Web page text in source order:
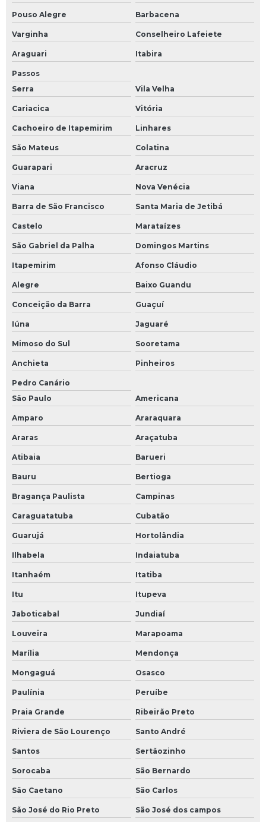
Pouso Alegre Barbacena
Varginha Conselheiro Lafeiete
Araguari Itabira
Passos
Serra
Vila Velha
Cariacica Vitória
Cachoeiro de Itapemirim Linhares
São Mateus Colatina
Guarapari Aracruz
Viana Nova Venécia
Barra de São Francisco Santa Maria de Jetibá
Castelo Marataízes
São Gabriel da Palha Domingos Martins
Itapemirim Afonso Cláudio
Alegre Baixo Guandu
Conceição da Barra Guaçuí
Iúna Jaguaré
Mimoso do Sul Sooretama
Anchieta Pinheiros
Pedro Canário
São Paulo
Americana
Amparo Araraquara
Araras Araçatuba
Atibaia Barueri
Bauru Bertioga
Bragança Paulista Campinas
Caraguatatuba Cubatão
Guarujá Hortolândia
Ilhabela Indaiatuba
Itanhaém Itatiba
Itu Itupeva
Jaboticabal Jundiaí
Louveira Marapoama
Marília Mendonça
Mongaguá Osasco
Paulínia Peruíbe
Praia Grande Ribeirão Preto
Riviera de São Lourenço Santo André
Santos Sertãozinho
Sorocaba São Bernardo
São Caetano São Carlos
São José do Rio Preto São José dos campos